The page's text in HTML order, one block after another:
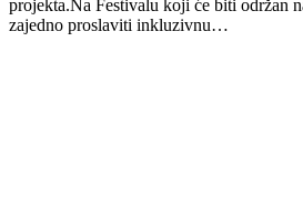
projekta.Na Festivalu koji će biti održan
zajedno proslaviti inkluzivnu…